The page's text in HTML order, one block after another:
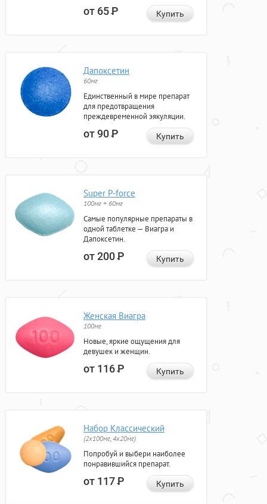
от 65Р Купить
Дапоксетин
60мг
Единственный в мире препарат
для предотвращения
преждевременной эякуляции.
от 90Р Купить
Super P-force
100мг + 60мг
Самые популярные препараты в
одной таблетке — Виагра и
Дапоксетин.
от 200Р Купить
Женская Виагра
100мг
Новые, яркие ощущения для
девушек и женщин.
от 116Р Купить
Набор Классический
(2x100мг, 4x20мг)
Попробуй и выбери наиболее
понравившийся препарат.
от 117Р Купить